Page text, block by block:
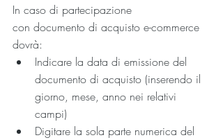
In caso di partecipazione
con documento di acquisto e-commerce
dovrà:
Indicare la data di emissione del
documento di acquisto (inserendo il
giorno, mese, anno nei relativi
campi)
Digitare la sola parte numerica del